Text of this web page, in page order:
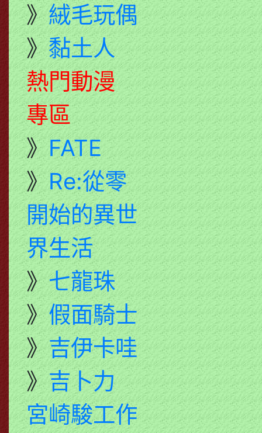
》絨毛玩偶
》黏土人
熱門動漫
專區
》FATE
》Re:從零
開始的異世
界生活
》七龍珠
》假面騎士
》吉伊卡哇
》吉卜力
宮崎駿工作